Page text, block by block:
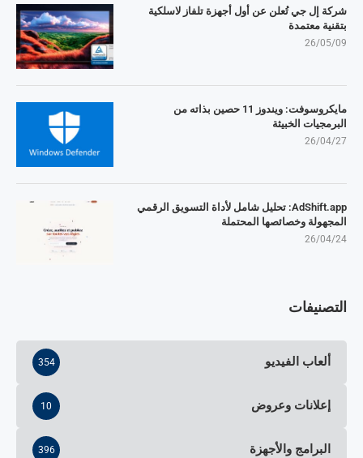
شركة إل جي تُعلن عن أول أجهزة تلفاز لاسلكية
بتقنية معتمدة
26/05/09
مايكروسوفت: ويندوز 11 حصين بذاته من
البرمجيات الخبيثة
26/04/27
AdShift.app: تحليل شامل لأداة التسويق الرقمي
المجهولة وخصائصها المحتملة
26/04/24
التصنيفات
ألعاب الفيديو 354
إعلانات وعروض 10
البرامج والأجهزة 396